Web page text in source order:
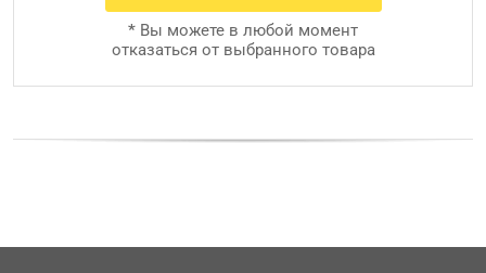
* Вы можете в любой момент
отказаться от выбранного товара